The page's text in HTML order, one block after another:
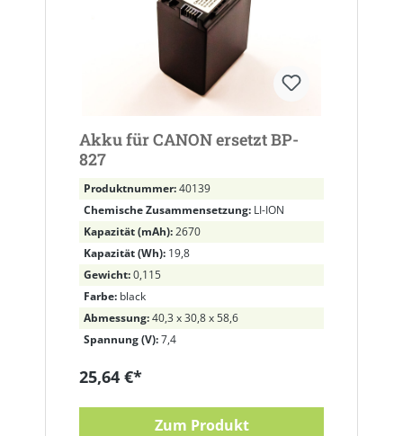
Akku für CANON ersetzt BP-
827
Produktnummer:40139
Chemische Zusammensetzung: LI-ION
Kapazität (mAh):2670
Kapazität (Wh): 19,8
Gewicht:0,115
Farbe: black
Abmessung:40,3 x 30,8 x 58,6
Spannung (V):7,4
25,64 €*
Zum Produkt